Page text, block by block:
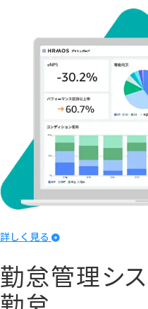
詳しく見る
勤怠管理シ